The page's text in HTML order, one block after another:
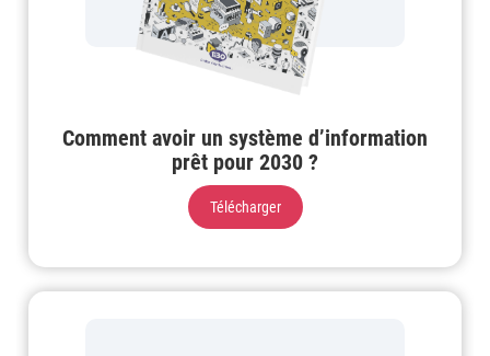
Comment avoir un système d’information
prêt pour 2030 ?
Télécharger